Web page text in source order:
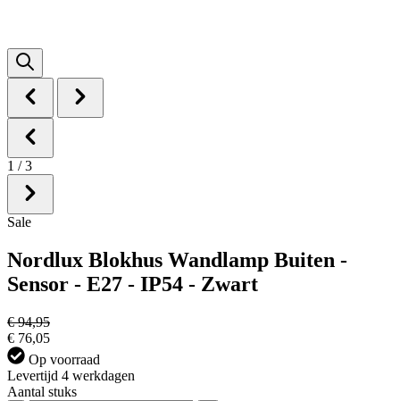
1 / 3
Sale
Nordlux Blokhus Wandlamp Buiten -
Sensor - E27 - IP54 - Zwart
€ 94,95
€ 76,05
Op voorraad
Levertijd 4 werkdagen
Aantal stuks